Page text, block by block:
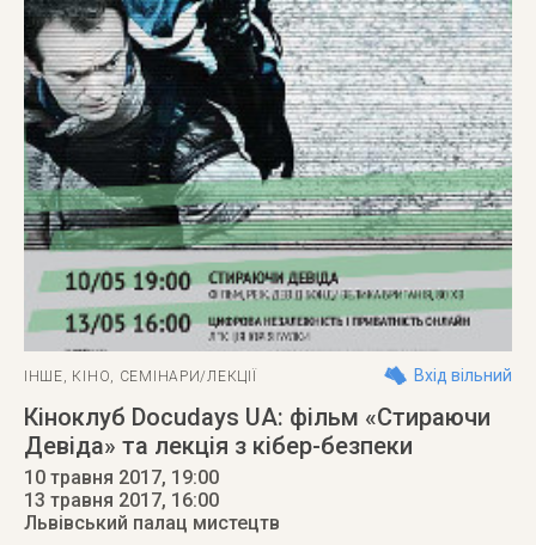
ІНШЕ, КІНО, СЕМІНАРИ/ЛЕКЦІЇ Вхід вільний
Кіноклуб Docudays UA: фільм «Стираючи
Девіда» та лекція з кібер-безпеки
10 травня 2017, 19:00
13 травня 2017, 16:00
Львівський палац мистецтв